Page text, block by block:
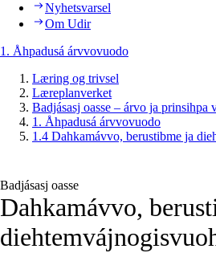
Nyhetsvarsel
Om Udir
1. Åhpadusá árvvovuodo
Læring og trivsel
Læreplanverket
Badjásasj oasse – árvo ja prinsihpa
1. Åhpadusá árvvovuodo
1.4 Dahkamávvo, berustibme ja
Badjásasj oasse
Dahkamávvo,